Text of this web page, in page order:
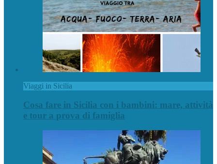
Viaggi in Sicilia
Cosa fare in Sicilia con i bambini: mare, attività
e tour a prova di famiglia